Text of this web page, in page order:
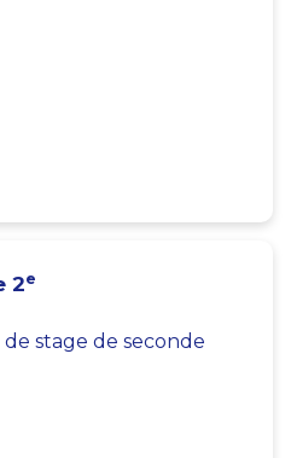
2e
stage de seconde